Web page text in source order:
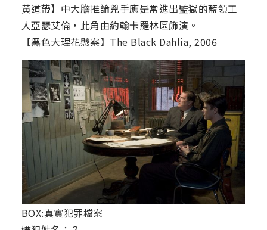
黃道帶】中大膽推論兇手應是常進出監獄的藍領工
人亞瑟艾倫，此角由約翰卡羅林區飾演。
【黑色大理花懸案】The Black Dahlia, 2006
BOX:真實犯罪檔案